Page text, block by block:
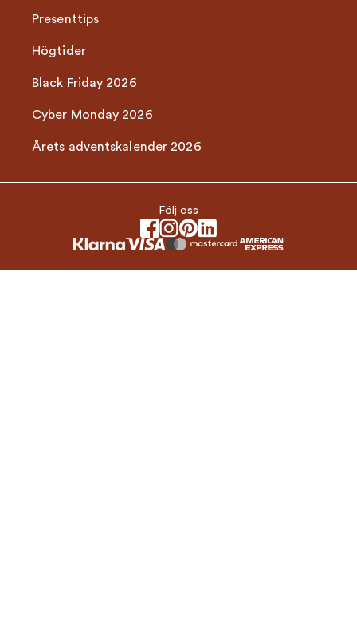
Presenttips
Högtider
Black Friday 2026
Cyber Monday 2026
Årets adventskalender 2026
Följ oss